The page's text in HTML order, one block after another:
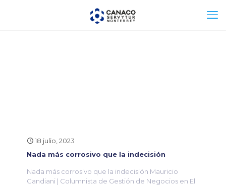
18 julio, 2023
Nada más corrosivo que la indecisión
Nada más corrosivo que la indecisión Mauricio
Candiani | Columnista de Gestión de Negocios en El